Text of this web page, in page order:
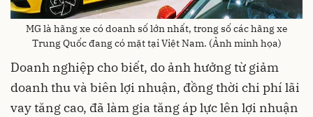
MG là hãng xe có doanh số lớn nhất, trong số các hãng xe
Trung Quốc đang có mặt tại Việt Nam. (Ảnh minh họa)
Doanh nghiệp cho biết, do ảnh hưởng từ giảm
doanh thu và biên lợi nhuận, đồng thời chi phí lãi
vay tăng cao, đã làm gia tăng áp lực lên lợi nhuận